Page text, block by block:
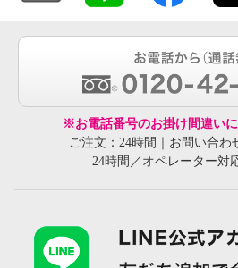
※お電話番号のお掛け間違いに
ご注文：24時間｜お問い合わ
24時間／オペレーター対